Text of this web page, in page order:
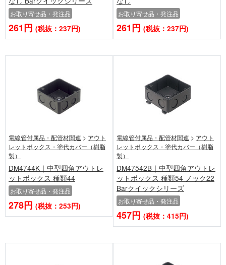
お取り寄せ品・発注品
261円 (税抜：237円)
お取り寄せ品・発注品
261円 (税抜：237円)
電線管付属品・配管材関連 > アウト
レットボックス・塗代カバー（樹脂
製）
DM4744K｜中型四角アウトレ
ットボックス 種類44
お取り寄せ品・発注品
278円 (税抜：253円)
電線管付属品・配管材関連 > アウト
レットボックス・塗代カバー（樹脂
製）
DM47542B｜中型四角アウトレ
ットボックス 種類54 ノック22
Barクイックシリーズ
お取り寄せ品・発注品
457円 (税抜：415円)